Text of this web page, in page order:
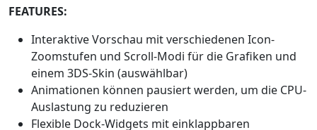
FEATURES:
Interaktive Vorschau mit verschiedenen Icon-
Zoomstufen und Scroll-Modi für die Grafiken und
einem 3DS-Skin (auswählbar)
Animationen können pausiert werden, um die CPU-
Auslastung zu reduzieren
Flexible Dock-Widgets mit einklappbaren